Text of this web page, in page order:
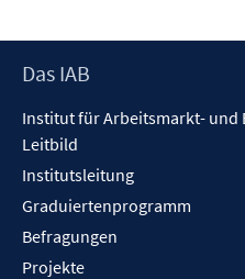
Footer
Das IAB
Institut für Arbeitsmarkt- und
Leitbild
Institutsleitung
Graduiertenprogramm
Befragungen
Projekte